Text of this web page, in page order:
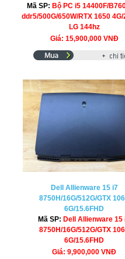
Mã SP: Bộ PC i5 14400F/
ddr5/500G/650W/RTX 1650
LG 144hz
Giá: 15,900,000 VNĐ
Dell Allienware 15 i7
8750H/16G/512G/GTX
6G/15.6FHD
Mã SP: Dell Allienware 15
8750H/16G/512G/GTX
6G/15.6FHD
Giá: 9,900,000 VNĐ